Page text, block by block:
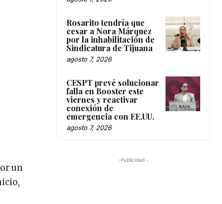
un
Rosarito tendría que
cesar a Nora Márquez
por la inhabilitación de
Sindicatura de Tijuana
agosto 7, 2026
CESPT prevé solucionar
falla en Booster este
viernes y reactivar
conexión de
emergencia con EE.UU.
agosto 7, 2026
-Publicidad -